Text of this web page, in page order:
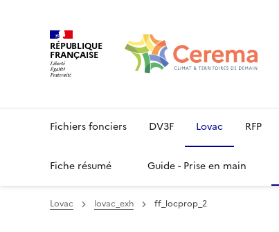
RÉPUBLIQUE
FRANÇAISE
Fichiers fonciers DV3F Lovac RFP
Fiche résumé Guide - Prise en main
Lovac lovac_exh ff_locprop_2